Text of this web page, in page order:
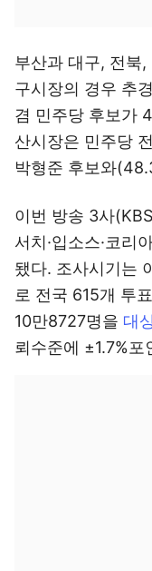
부산과 대구, 전북
구시장의 경우 추
겸 민주당 후보가
산시장은 민주당
박형준 후보와
이번 방송 3사
서치·입소스·코리
됐다. 조사시기는
로 전국 615개 투
10만8727명을 대
뢰수준에 ±1.7%